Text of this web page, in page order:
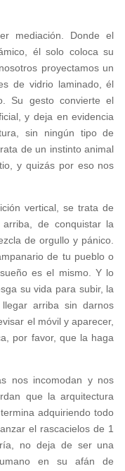
mediación. Donde el
él solo coloca su
proyectamos un
de vidrio laminado, él
Su gesto convierte el
y deja en evidencia
sin ningún tipo de
de un instinto animal
y quizás por eso nos
vertical, se trata de
de conquistar la
de orgullo y pánico.
de tu pueblo o
es el mismo. Y lo
su vida para subir, la
arriba sin darnos
el móvil y aparecer,
por favor, que la haga
nos incomodan y nos
que la arquitectura
adquiriendo todo
el rascacielos de 1
no deja de ser una
en su afán de